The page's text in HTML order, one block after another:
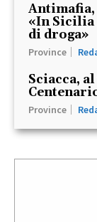
«In Sicilia
di droga»
Province
Sciacca,
Province